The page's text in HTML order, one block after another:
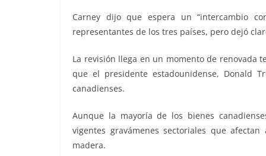
Carney dijo que espera un “intercambio
representantes de los tres países, pero dejó
La revisión llega en un momento de renovada
que el presidente estadounidense, Donald
canadienses.
Aunque la mayoría de los bienes
vigentes gravámenes sectoriales que
madera.